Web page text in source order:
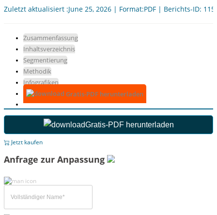
Zuletzt aktualisiert :June 25, 2026 | Format:PDF | Berichts-ID:
Zusammenfassung
Inhaltsverzeichnis
Segmentierung
Methodik
Infografiken
Gratis-PDF herunterladen
Gratis-PDF herunterladen
Jetzt kaufen
Anfrage zur Anpassung